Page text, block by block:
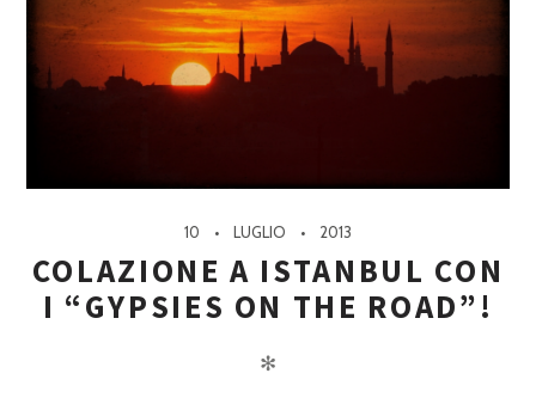
10 LUGLIO 2013
COLAZIONE A ISTANBUL CON
I “GYPSIES ON THE ROAD”!
✻